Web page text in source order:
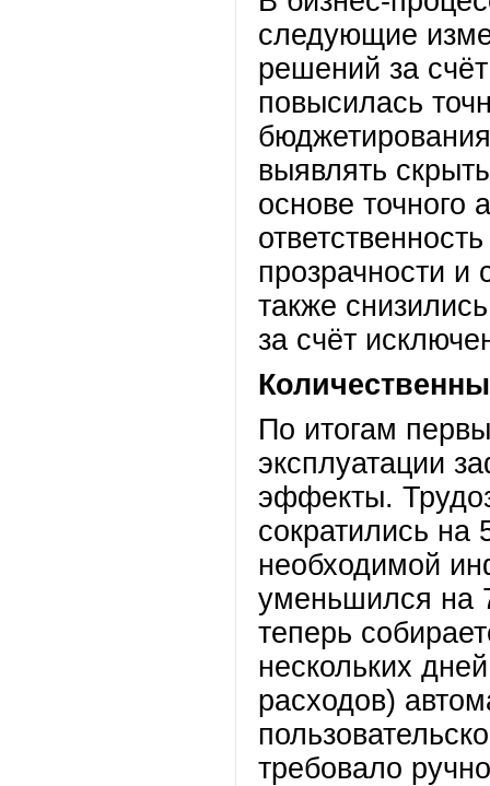
следующие
решений за
повысилась
выявлять
основе точного
прозрачности и
также
за счёт
По итогам
эксплуатации
эффекты.
сократились на
необходимой
уменьшился на
теперь
нескольких
расходов)
требовало